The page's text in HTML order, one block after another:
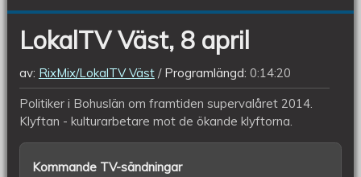
8
april
LokalTV Väst, 8 april
av: RixMix/LokalTV Väst Programlängd: 0:14:20
Politiker i Bohuslän om framtiden supervalåret 2014.
Klyftan - kulturarbetare mot de ökande klyftorna.
Kommande TV-sändningar